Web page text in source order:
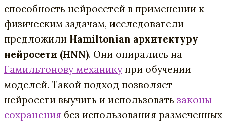
способность нейросетей в применении к
физическим задачам, исследователи
предложили Hamiltonian архитектуру
нейросети (HNN). Они опирались на
Гамильтонову механику при обучении
моделей. Такой подход позволяет
нейросети выучить и использовать законы
сохранения без использования размеченных